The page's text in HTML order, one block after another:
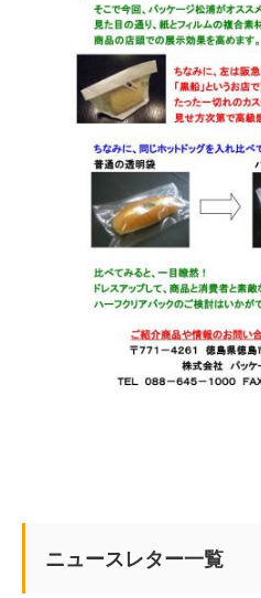
ニュースレター一覧